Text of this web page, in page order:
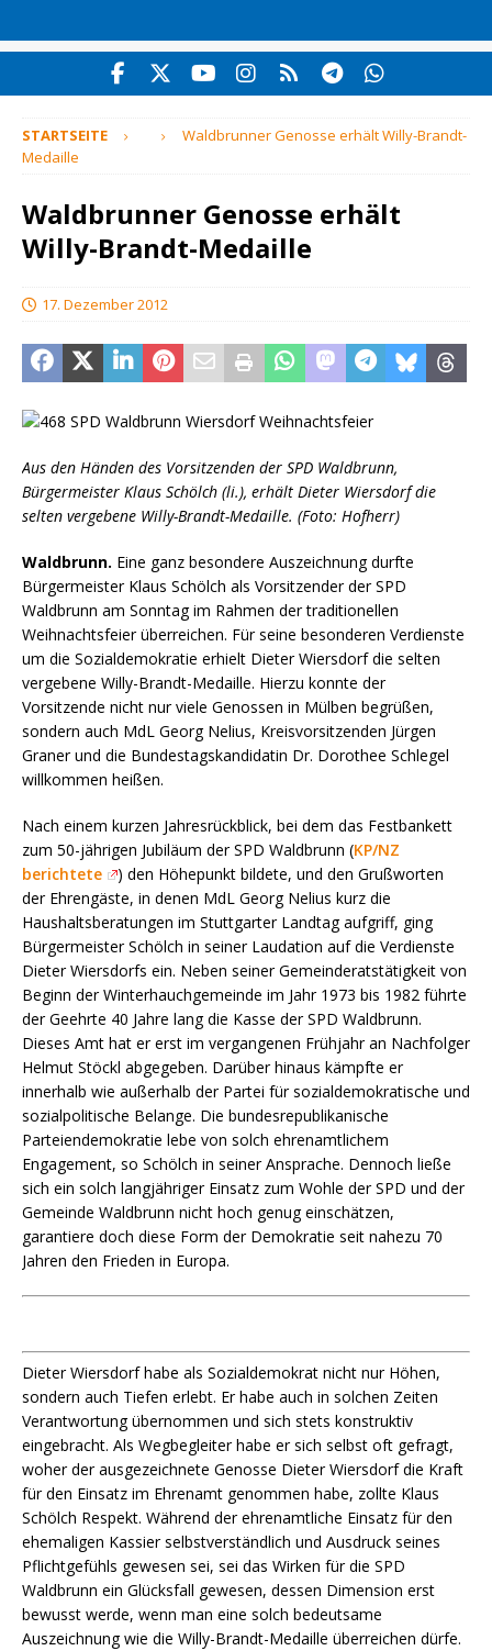
STARTSEITE
Waldbrunner Genosse erhält Willy-Brandt-
Medaille
Waldbrunner Genosse erhält
Willy-Brandt-Medaille
17. Dezember 2012
Aus den Händen des Vorsitzenden der SPD Waldbrunn,
Bürgermeister Klaus Schölch (li.), erhält Dieter Wiersdorf die
selten vergebene Willy-Brandt-Medaille. (Foto: Hofherr)
Waldbrunn. Eine ganz besondere Auszeichnung durfte
Bürgermeister Klaus Schölch als Vorsitzender der SPD
Waldbrunn am Sonntag im Rahmen der traditionellen
Weihnachtsfeier überreichen. Für seine besonderen Verdienste
um die Sozialdemokratie erhielt Dieter Wiersdorf die selten
vergebene Willy-Brandt-Medaille. Hierzu konnte der
Vorsitzende nicht nur viele Genossen in Mülben begrüßen,
sondern auch MdL Georg Nelius, Kreisvorsitzenden Jürgen
Graner und die Bundestagskandidatin Dr. Dorothee Schlegel
willkommen heißen.
Nach einem kurzen Jahresrückblick, bei dem das Festbankett
zum 50-jährigen Jubiläum der SPD Waldbrunn (KP/NZ
berichtete
) den Höhepunkt bildete, und den Grußworten
der Ehrengäste, in denen MdL Georg Nelius kurz die
Haushaltsberatungen im Stuttgarter Landtag aufgriff, ging
Bürgermeister Schölch in seiner Laudation auf die Verdienste
Dieter Wiersdorfs ein. Neben seiner Gemeinderatstätigkeit von
Beginn der Winterhauchgemeinde im Jahr 1973 bis 1982 führte
der Geehrte 40 Jahre lang die Kasse der SPD Waldbrunn.
Dieses Amt hat er erst im vergangenen Frühjahr an Nachfolger
Helmut Stöckl abgegeben. Darüber hinaus kämpfte er
innerhalb wie außerhalb der Partei für sozialdemokratische und
sozialpolitische Belange. Die bundesrepublikanische
Parteiendemokratie lebe von solch ehrenamtlichem
Engagement, so Schölch in seiner Ansprache. Dennoch ließe
sich ein solch langjähriger Einsatz zum Wohle der SPD und der
Gemeinde Waldbrunn nicht hoch genug einschätzen,
garantiere doch diese Form der Demokratie seit nahezu 70
Jahren den Frieden in Europa.
Dieter Wiersdorf habe als Sozialdemokrat nicht nur Höhen,
sondern auch Tiefen erlebt. Er habe auch in solchen Zeiten
Verantwortung übernommen und sich stets konstruktiv
eingebracht. Als Wegbegleiter habe er sich selbst oft gefragt,
woher der ausgezeichnete Genosse Dieter Wiersdorf die Kraft
für den Einsatz im Ehrenamt genommen habe, zollte Klaus
Schölch Respekt. Während der ehrenamtliche Einsatz für den
ehemaligen Kassier selbstverständlich und Ausdruck seines
Pflichtgefühls gewesen sei, sei das Wirken für die SPD
Waldbrunn ein Glücksfall gewesen, dessen Dimension erst
bewusst werde, wenn man eine solch bedeutsame
Auszeichnung wie die Willy-Brandt-Medaille überreichen dürfe.